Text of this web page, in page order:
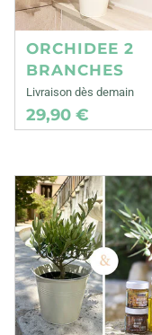
ORCHIDEE 2
BRANCHES
Livraison dès demain
29,90 €